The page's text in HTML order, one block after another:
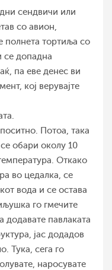
сендвичи или
со авион,
полнета тортиља со
се допадна
па еве денес ви
кој верувајте
Потоа, така
обари околу 10
Откако
во цедалка, се
вода и се остава
го гмечите
додавате павлаката
јас додадов
Тука, сега го
наросувате